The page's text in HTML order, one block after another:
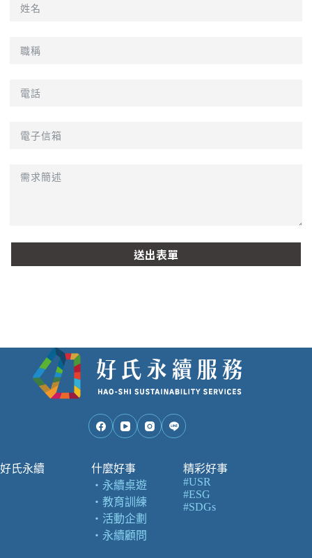
送出表單
好氏永續
什麼好事
・ 永續桌遊
・教育訓練
・ 活動企劃
・ 永續顧問
精彩好事
#USR
#ESG
#SDGs